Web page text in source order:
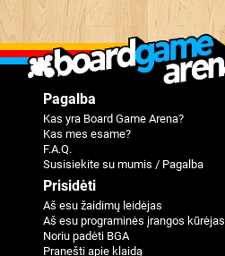
Pagalba
Kas yra Board Game Arena?
Kas mes esame?
F.A.Q.
Susisiekite su mumis / Pagalba
Prisidėti
Aš esu žaidimų leidėjas
Aš esu programinės įrangos kūrėjas
Noriu padėti BGA
Pranešti apie klaidą